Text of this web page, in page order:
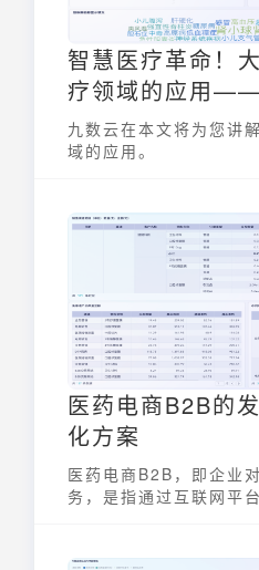
智慧医疗革命！
疗领域的应用
九数云在本文将为您讲
域的应用。
医药电商B2B的
化方案
医药电商B2B，即企业
务，是指通过互联网平
体化服务。这种模式整